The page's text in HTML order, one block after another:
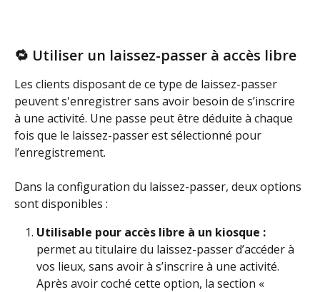
🔁 Utiliser un laissez-passer à accès libre
Les clients disposant de ce type de laissez-passer
peuvent s'enregistrer sans avoir besoin de s’inscrire
à une activité. Une passe peut être déduite à chaque
fois que le laissez-passer est sélectionné pour
l’enregistrement.
Dans la configuration du laissez-passer, deux options
sont disponibles :
Utilisable pour accès libre à un kiosque :
permet au titulaire du laissez-passer d’accéder à
vos lieux, sans avoir à s’inscrire à une activité.
Après avoir coché cette option, la section «